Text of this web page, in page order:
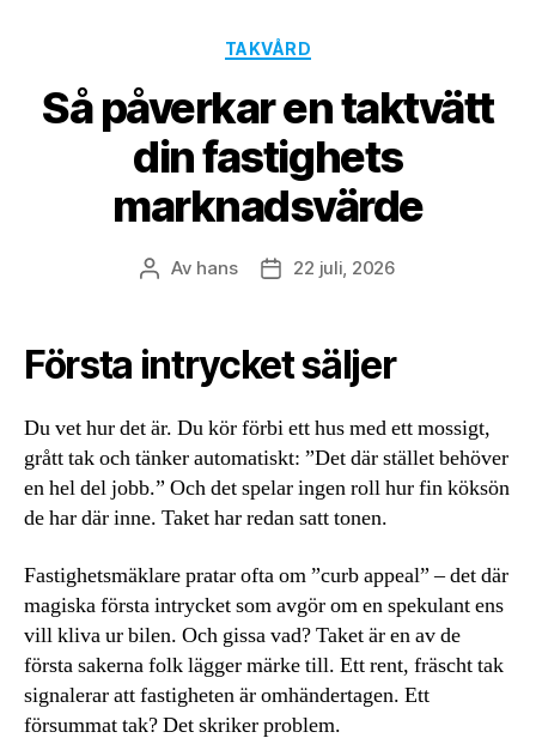
Kategorier
TAKVÅRD
Så påverkar en taktvätt
din fastighets
marknadsvärde
Inläggsförfattare
Av hans Inläggsdatum
22 juli, 2026
Första intrycket säljer
Du vet hur det är. Du kör förbi ett hus med ett mossigt,
grått tak och tänker automatiskt: ”Det där stället behöver
en hel del jobb.” Och det spelar ingen roll hur fin köksön
de har där inne. Taket har redan satt tonen.
Fastighetsmäklare pratar ofta om ”curb appeal” – det där
magiska första intrycket som avgör om en spekulant ens
vill kliva ur bilen. Och gissa vad? Taket är en av de
första sakerna folk lägger märke till. Ett rent, fräscht tak
signalerar att fastigheten är omhändertagen. Ett
försummat tak? Det skriker problem.